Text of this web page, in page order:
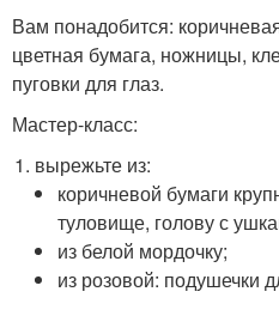
Вам понадобится:
цветная бумага, ножницы,
пуговки для глаз.
Мастер-класс:
вырежьте из:
коричневой бумаги
туловище, голову с
из белой мордочку;
из розовой: подушечки